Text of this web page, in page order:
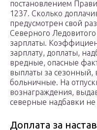
постановлением
1237. Сколько
предусмотрен свой
Северного Ледовитого
зарплаты.
зарплату, доплаты,
вредные, опасные
выплаты за сезонный,
больничные. На
вознаграждения,
северные надбавки не
Доплата за